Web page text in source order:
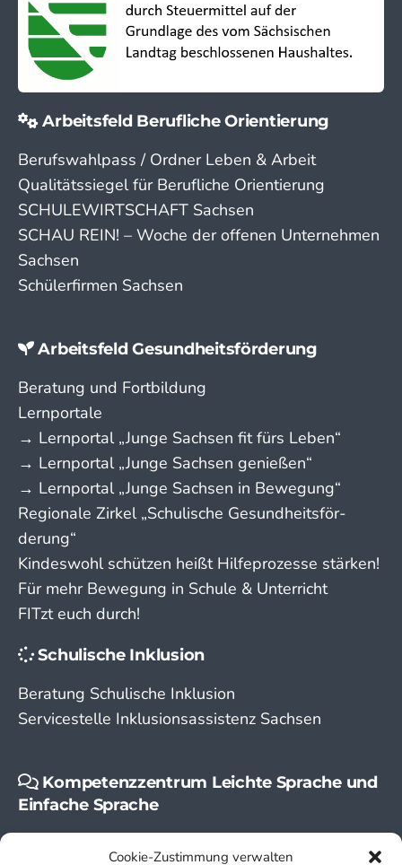
Cookie-Zustimmung verwalten
Arbeitsfeld Berufliche Orientierung
Berufswahlpass / Ordner Leben & Arbeit
Qualitätssiegel für Berufliche Orientierung
SCHULEWIRTSCHAFT Sachsen
SCHAU REIN! – Woche der offenen Unternehmen
Sachsen
Schülerfirmen Sachsen
Arbeitsfeld Gesundheitsförderung
Beratung und Fortbildung
Lernportale
→ Lern­portal „Junge Sachsen fit fürs Leben“
→ Lern­portal „Junge Sachsen genießen“
→ Lern­portal „Junge Sachsen in Bewegung“
Regionale Zirkel „Schu­lische Gesund­­heits­­­för­­
derung“
Kindeswohl schützen heißt Hilfeprozesse stärken!
Für mehr Bewegung in Schule & Unterricht
FITzt euch durch!
Schulische Inklusion
Beratung Schulische Inklusion
Servicestelle Inklusionsassistenz Sachsen
Kompetenzzentrum Leichte Sprache und
Einfache Sprache